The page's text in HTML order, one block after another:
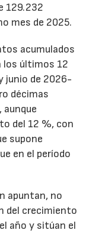
129.232
mes de 2025.
acumulados
los últimos 12
junio de 2026-
décimas
del 12 %, con
supone
en el período
apuntan, no
del crecimiento
año y sitúan el